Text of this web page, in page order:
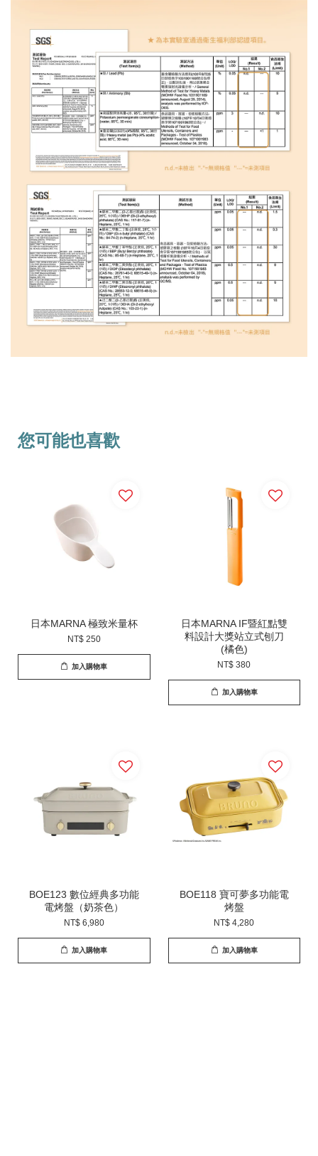
您可能也喜歡
日本MARNA 極致米量杯
NT$ 250
加入購物車
日本MARNA IF暨紅點雙
料設計大獎站立式刨刀
(橘色)
NT$ 380
加入購物車
BOE123 數位經典多功能
電烤盤（奶茶色）
NT$ 6,980
加入購物車
BOE118 寶可夢多功能電
烤盤
NT$ 4,280
加入購物車